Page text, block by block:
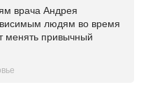
врача Андрея
людям во время
менять привычный